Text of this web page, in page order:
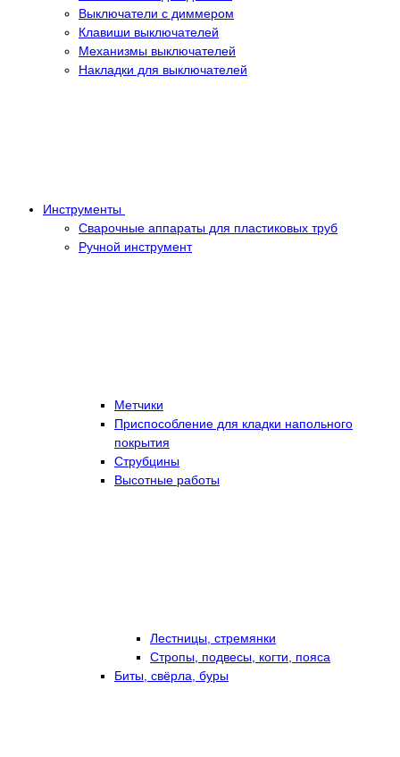
Выключатели с диммером
Клавиши выключателей
Механизмы выключателей
Накладки для выключателей
Инструменты
Сварочные аппараты для пластиковых труб
Ручной инструмент
Метчики
Приспособление для кладки напольного
покрытия
Струбцины
Высотные работы
Лестницы, стремянки
Стропы, подвесы, когти, пояса
Биты, свёрла, буры